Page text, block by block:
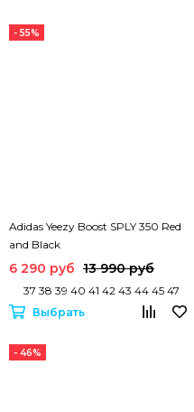
- 55%
Adidas Yeezy Boost SPLY 350 Red
and Black
6 290 руб 13 990 руб
37 38 39 40 41 42 43 44 45 47
Выбрать
- 46%